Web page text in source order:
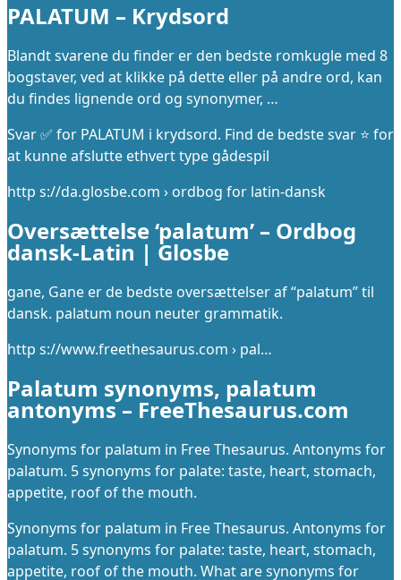
PALATUM – Krydsord
Blandt svarene du finder er den bedste romkugle med 8
bogstaver, ved at klikke på dette eller på andre ord, kan
du findes lignende ord og synonymer, …
Svar ✅ for PALATUM i krydsord. Find de bedste svar ⭐ for
at kunne afslutte ethvert type gådespil
http s://da.glosbe.com › ordbog for latin-dansk
Oversættelse ‘palatum’ – Ordbog
dansk-Latin | Glosbe
gane, Gane er de bedste oversættelser af “palatum” til
dansk. palatum noun neuter grammatik.
http s://www.freethesaurus.com › pal…
Palatum synonyms, palatum
antonyms – FreeThesaurus.com
Synonyms for palatum in Free Thesaurus. Antonyms for
palatum. 5 synonyms for palate: taste, heart, stomach,
appetite, roof of the mouth.
Synonyms for palatum in Free Thesaurus. Antonyms for
palatum. 5 synonyms for palate: taste, heart, stomach,
appetite, roof of the mouth. What are synonyms for